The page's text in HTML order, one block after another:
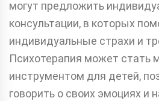
могут предложить
консультации, в которых
индивидуальные страхи и
Психотерапия может
инструментом для детей,
говорить о своих эмоциях и